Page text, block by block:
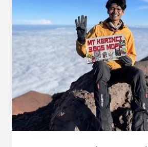
menyelesaikan
pendakian
Summits
Indonesia.